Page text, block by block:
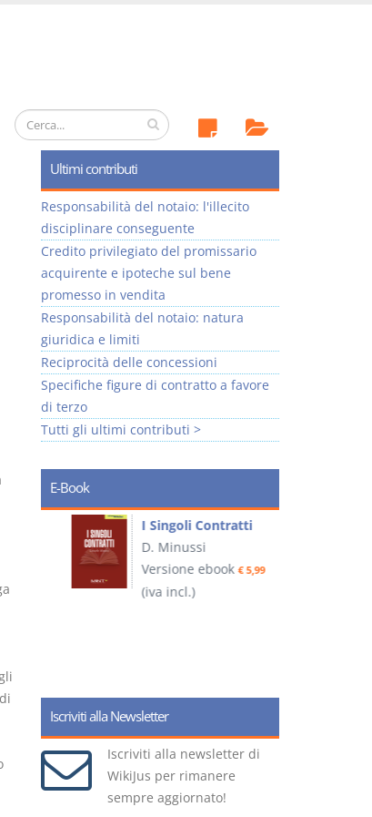
Ultimi contributi
Responsabilità del notaio: l'illecito
disciplinare conseguente
Credito privilegiato del promissario
acquirente e ipoteche sul bene
promesso in vendita
Responsabilità del notaio: natura
giuridica e limiti
Reciprocità delle concessioni
Specifiche figure di contratto a favore
di terzo
Tutti gli ultimi contributi >
E-Book
I Singoli Contratti
D. Minussi
Versione ebook€ 5,99
(iva incl.)
Iscriviti alla Newsletter
Iscriviti alla newsletter di
WikiJus per rimanere
sempre aggiornato!